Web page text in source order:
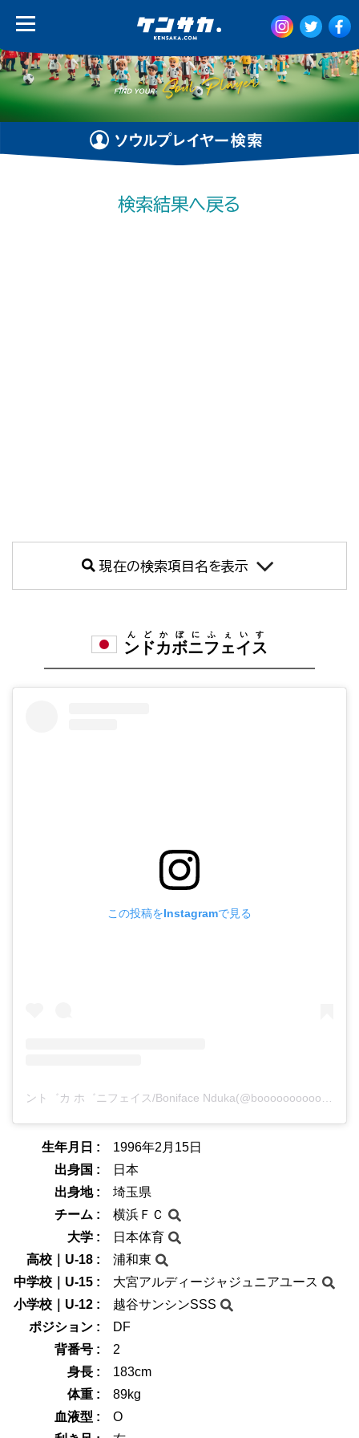
検索結果へ戻る
現在の検索項目名を表示
ンドカボニフェイス
んどかぼにふぇいす
この投稿をInstagramで見る
生年月日 :
1996年2月15日
出身国 :
日本
出身地 :
埼玉県
チーム :
横浜ＦＣ
大学 :
日本体育
高校｜U-18 :
浦和東
中学校｜U-15 :
大宮アルディージャジュニアユース
小学校｜U-12 :
越谷サンシンSSS
ポジション :
DF
背番号 :
2
身長 :
183cm
体重 :
89kg
血液型 :
O